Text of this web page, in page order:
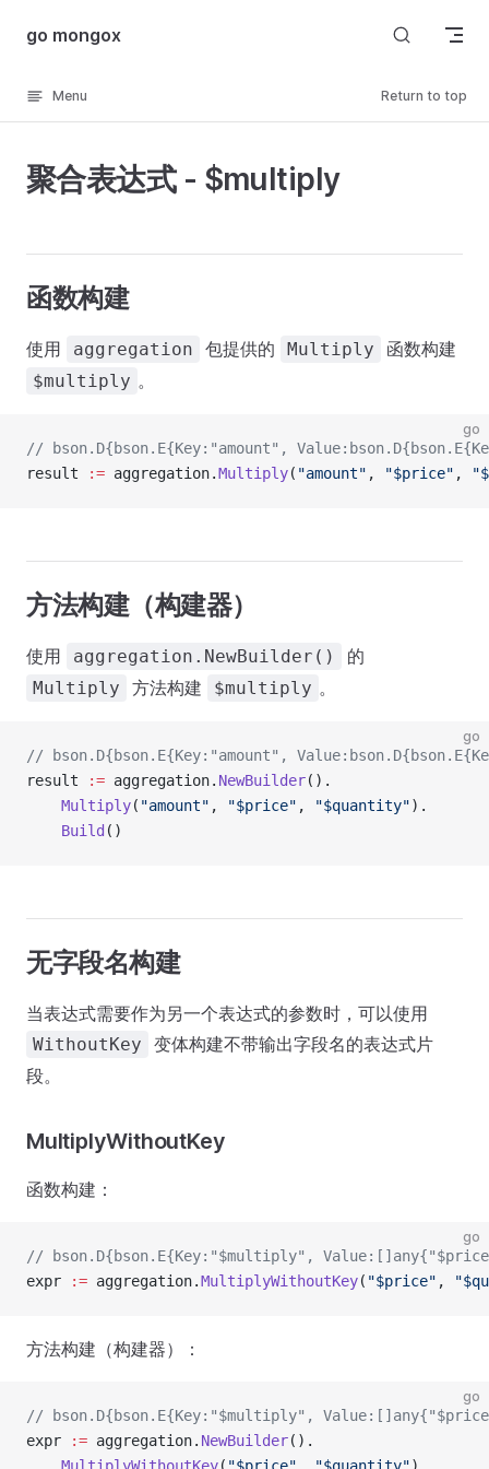
Skip to content
go mongox
Menu Return to top
聚合表达式 - $multiply
函数构建
使用 aggregation 包提供的 Multiply 函数构建
$multiply 。
go
// bson.D{bson.E{Key:"amount",
result
:= aggregation.Multiply( "amount" , "$price" ,
方法构建（构建器）
使用 aggregation.NewBuilder() 的
Multiply 方法构建 $multiply 。
go
// bson.D{bson.E{Key:"amount",
result
:= aggregation. NewBuilder().
    Multiply
( "amount" , "$price" , "$quantity").
    Build
()
无字段名构建
当表达式需要作为另一个表达式的参数时，可以使用
WithoutKey
变体构建不带输出字段名的表达式片
段。
MultiplyWithoutKey
函数构建：
go
// bson.D{bson.E{Key:"$multiply",
expr
:= aggregation.MultiplyWithoutKey( "$price" ,
方法构建（构建器）：
go
// bson.D{bson.E{Key:"$multiply",
expr
:= aggregation. NewBuilder().